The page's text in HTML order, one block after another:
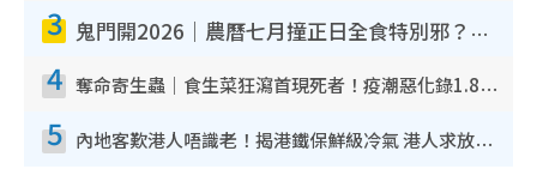
3 鬼門開2026｜農曆七月撞正日全食特別邪？專家警告切忌做一事！揭4大禁忌+2招保平安
4 奪命寄生蟲｜食生菜狂瀉首現死者！疫潮惡化錄1.8萬宗病例 揭洗菜3大謬誤
5 內地客歎港人唔識老！揭港鐵保鮮級冷氣 港人求放過：咪投訴